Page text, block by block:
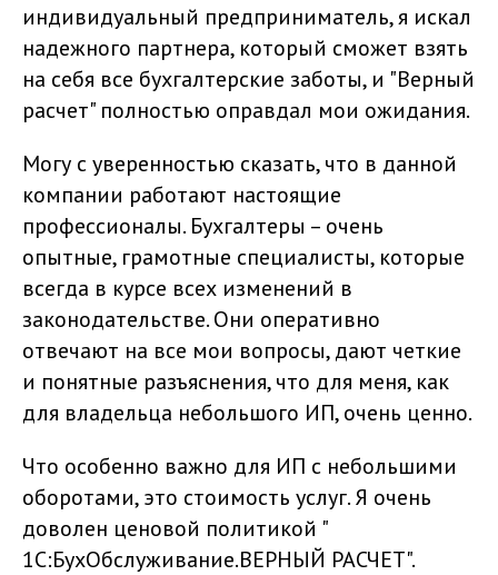
индивидуальный предприниматель, я искал
надежного партнера, который сможет взять
на себя все бухгалтерские заботы, и "Верный
расчет" полностью оправдал мои ожидания.
Могу с уверенностью сказать, что в данной
компании работают настоящие
профессионалы. Бухгалтеры – очень
опытные, грамотные специалисты, которые
всегда в курсе всех изменений в
законодательстве. Они оперативно
отвечают на все мои вопросы, дают четкие
и понятные разъяснения, что для меня, как
для владельца небольшого ИП, очень ценно.
Что особенно важно для ИП с небольшими
оборотами, это стоимость услуг. Я очень
доволен ценовой политикой "
1С:БухОбслуживание.ВЕРНЫЙ РАСЧЕТ".